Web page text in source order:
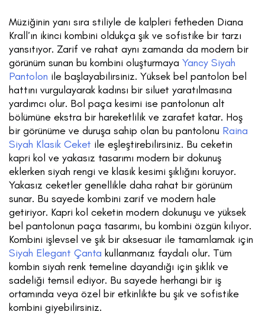
Müziğinin yanı sıra stiliyle de kalpleri fetheden Diana
Krall’ın ikinci kombini oldukça şık ve sofistike bir tarzı
yansıtıyor. Zarif ve rahat aynı zamanda da modern bir
görünüm sunan bu kombini oluşturmaya Yancy Siyah
Pantolon ile başlayabilirsiniz. Yüksek bel pantolon bel
hattını vurgulayarak kadınsı bir siluet yaratılmasına
yardımcı olur. Bol paça kesimi ise pantolonun alt
bölümüne ekstra bir hareketlilik ve zarafet katar. Hoş
bir görünüme ve duruşa sahip olan bu pantolonu Raina
Siyah Klasik Ceket ile eşleştirebilirsiniz. Bu ceketin
kapri kol ve yakasız tasarımı modern bir dokunuş
eklerken siyah rengi ve klasik kesimi şıklığını koruyor.
Yakasız ceketler genellikle daha rahat bir görünüm
sunar. Bu sayede kombini zarif ve modern hale
getiriyor. Kapri kol ceketin modern dokunuşu ve yüksek
bel pantolonun paça tasarımı, bu kombini özgün kılıyor.
Kombini işlevsel ve şık bir aksesuar ile tamamlamak için
Siyah Elegant Çanta kullanmanız faydalı olur. Tüm
kombin siyah renk temeline dayandığı için şıklık ve
sadeliği temsil ediyor. Bu sayede herhangi bir iş
ortamında veya özel bir etkinlikte bu şık ve sofistike
kombini giyebilirsiniz.